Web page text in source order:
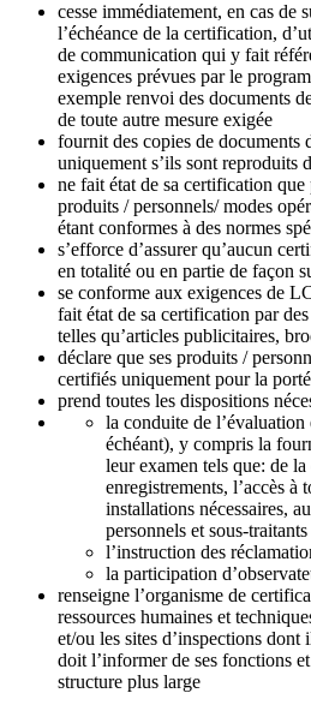
cesse immédiatement, en cas de
l’échéance de la certification,
de communication qui y fait
exigences prévues par le
exemple renvoi des documents
de toute autre mesure exigée
fournit des copies de documents
uniquement s’ils sont reproduits
ne fait état de sa certification
produits / personnels/ modes
étant conformes à des normes
s’efforce d’assurer qu’aucun
en totalité ou en partie de façon
se conforme aux exigences de
fait état de sa certification par
telles qu’articles publicitaires,
déclare que ses produits /
certifiés uniquement pour la
prend toutes les dispositions
la conduite de
échéant), y compris la
leur examen tels que: de
enregistrements, l’accès à
installations nécessaires,
personnels et sous-
l’instruction des
la participation
renseigne l’organisme de
ressources humaines et
et/ou les sites d’inspections dont
doit l’informer de ses fonctions
structure plus large